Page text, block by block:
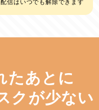
信はいつでも解除できます
たあとに
クが少ない